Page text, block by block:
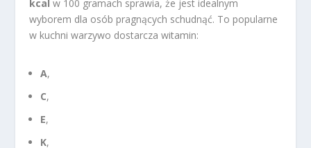
kcal w 100 gramach sprawia, że jest idealnym
wyborem dla osób pragnących schudnąć. To popularne
w kuchni warzywo dostarcza witamin:
A,
C,
E,
K,